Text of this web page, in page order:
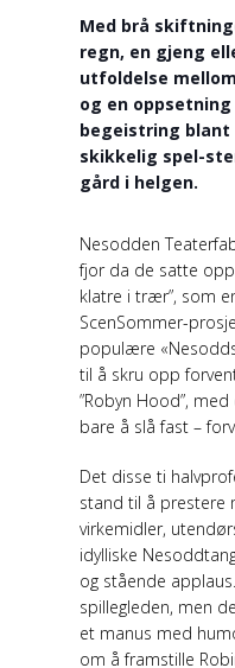
Med brå
regn, en gjeng
utfoldelse
og en
begeistring blant
skikkelig spel-
gård i helgen.
Nesodden
fjor da de satte opp
klatre i trær”, som
ScenSommer-
populære
til å skru opp
”Robyn Hood”,
bare å slå fast –
Det disse ti
stand til å prestere
virkemidler,
idylliske
og stående
spillegleden, men
et manus med
om å framstille